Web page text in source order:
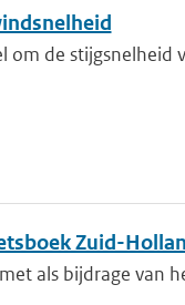
om de
Zuid-
als bijdrage van